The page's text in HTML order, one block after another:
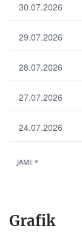
По умолчанию
30.07.2026
29.07.2026
28.07.2026
27.07.2026
24.07.2026
JAMI: *
Grafik